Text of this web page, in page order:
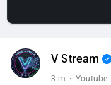
V Stream
3 m · Youtube